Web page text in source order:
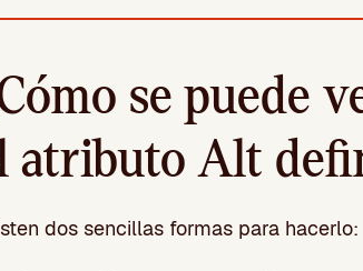
se puede
atributo Alt
dos sencillas formas para hacerlo: